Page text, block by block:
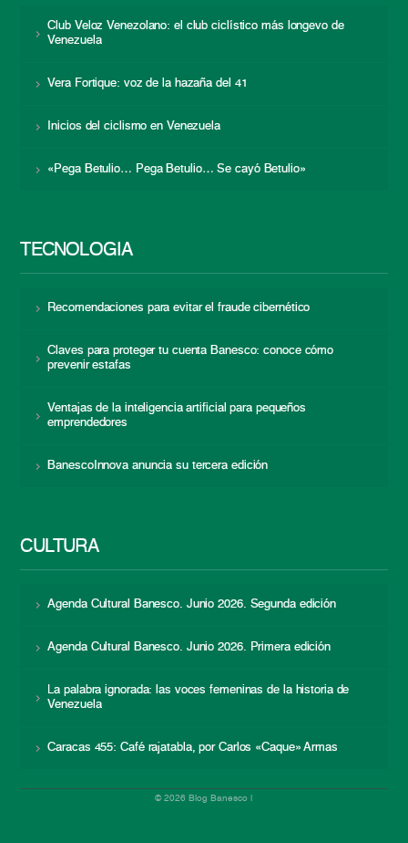
Club Veloz Venezolano: el club ciclístico más longevo de
Venezuela
Vera Fortique: voz de la hazaña del 41
Inicios del ciclismo en Venezuela
«Pega Betulio… Pega Betulio… Se cayó Betulio»
TECNOLOGÍA
Recomendaciones para evitar el fraude cibernético
Claves para proteger tu cuenta Banesco: conoce cómo
prevenir estafas
Ventajas de la inteligencia artificial para pequeños
emprendedores
BanescoInnova anuncia su tercera edición
CULTURA
Agenda Cultural Banesco. Junio 2026. Segunda edición
Agenda Cultural Banesco. Junio 2026. Primera edición
La palabra ignorada: las voces femeninas de la historia de
Venezuela
Caracas 455: Café rajatabla, por Carlos «Caque» Armas
© 2026 Blog Banesco |